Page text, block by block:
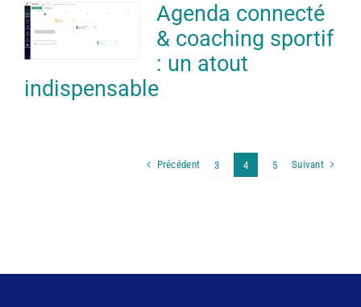
Agenda connecté
& coaching sportif
: un atout
indispensable
Précédent 3 4 5 Suivant